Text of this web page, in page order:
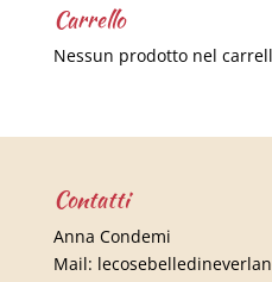
Carrello
Nessun prodotto nel
Contatti
Anna Condemi
Mail: